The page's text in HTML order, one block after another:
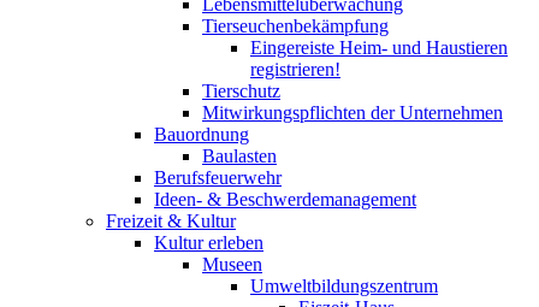
Lebensmittelüberwachung
Tierseuchenbekämpfung
Eingereiste Heim- und Haustieren
registrieren!
Tierschutz
Mitwirkungspflichten der Unternehmen
Bauordnung
Baulasten
Berufsfeuerwehr
Ideen- & Beschwerdemanagement
Freizeit & Kultur
Kultur erleben
Museen
Umweltbildungszentrum